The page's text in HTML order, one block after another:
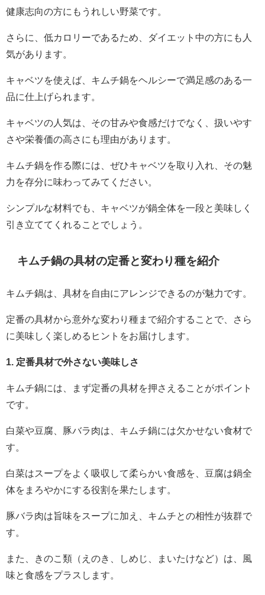
健康志向の方にもうれしい野菜です。
さらに、低カロリーであるため、ダイエット中の方にも人
気があります。
キャベツを使えば、キムチ鍋をヘルシーで満足感のある一
品に仕上げられます。
キャベツの人気は、その甘みや食感だけでなく、扱いやす
さや栄養価の高さにも理由があります。
キムチ鍋を作る際には、ぜひキャベツを取り入れ、その魅
力を存分に味わってみてください。
シンプルな材料でも、キャベツが鍋全体を一段と美味しく
引き立ててくれることでしょう。
キムチ鍋の具材の定番と変わり種を紹介
キムチ鍋は、具材を自由にアレンジできるのが魅力です。
定番の具材から意外な変わり種まで紹介することで、さら
に美味しく楽しめるヒントをお届けします。
1. 定番具材で外さない美味しさ
キムチ鍋には、まず定番の具材を押さえることがポイント
です。
白菜や豆腐、豚バラ肉は、キムチ鍋には欠かせない食材で
す。
白菜はスープをよく吸収して柔らかい食感を、豆腐は鍋全
体をまろやかにする役割を果たします。
豚バラ肉は旨味をスープに加え、キムチとの相性が抜群で
す。
また、きのこ類（えのき、しめじ、まいたけなど）は、風
味と食感をプラスします。